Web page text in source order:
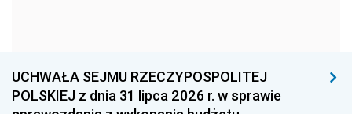
1939 1938 1937
UCHWAŁA SEJMU RZECZYPOSPOLITEJ
POLSKIEJ z dnia 31 lipca 2026 r. w sprawie